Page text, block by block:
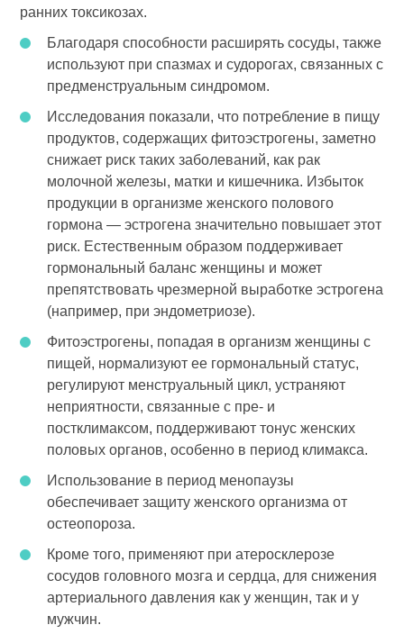
ранних токсикозах.
Благодаря способности расширять сосуды, также
используют при спазмах и судорогах, связанных с
предменструальным синдромом.
Исследования показали, что потребление в пищу
продуктов, содержащих фитоэстрогены, заметно
снижает риск таких заболеваний, как рак
молочной железы, матки и кишечника. Избыток
продукции в организме женского полового
гормона — эстрогена значительно повышает этот
риск. Естественным образом поддерживает
гормональный баланс женщины и может
препятствовать чрезмерной выработке эстрогена
(например, при эндометриозе).
Фитоэстрогены, попадая в организм женщины с
пищей, нормализуют ее гормональный статус,
регулируют менструальный цикл, устраняют
неприятности, связанные с пре- и
постклимаксом, поддерживают тонус женских
половых органов, особенно в период климакса.
Использование в период менопаузы
обеспечивает защиту женского организма от
остеопороза.
Кроме того, применяют при атеросклерозе
сосудов головного мозга и сердца, для снижения
артериального давления как у женщин, так и у
мужчин.